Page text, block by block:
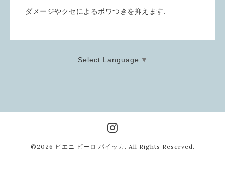
ダメージやクセによるボワつきを抑えます.
Select Language ▼
©2026 ピエニ ピーロ パイッカ . All Rights Reserved.